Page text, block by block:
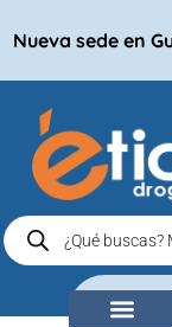
Nueva sede en